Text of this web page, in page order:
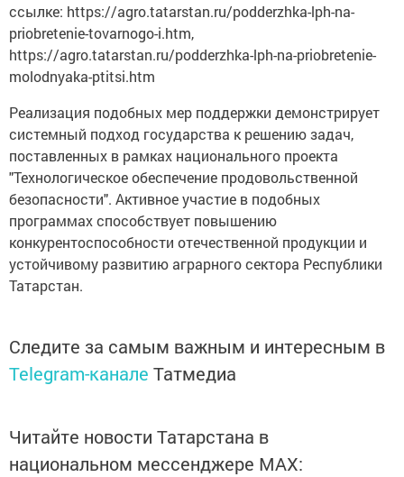
ссылке: https://agro.tatarstan.ru/podderzhka-lph-na-
priobretenie-tovarnogo-i.htm,
https://agro.tatarstan.ru/podderzhka-lph-na-priobretenie-
molodnyaka-ptitsi.htm
Реализация подобных мер поддержки демонстрирует
системный подход государства к решению задач,
поставленных в рамках национального проекта
"Технологическое обеспечение продовольственной
безопасности". Активное участие в подобных
программах способствует повышению
конкурентоспособности отечественной продукции и
устойчивому развитию аграрного сектора Республики
Татарстан.
Следите за самым важным и интересным в
Telegram-канале Татмедиа
Читайте новости Татарстана в
национальном мессенджере MАХ: